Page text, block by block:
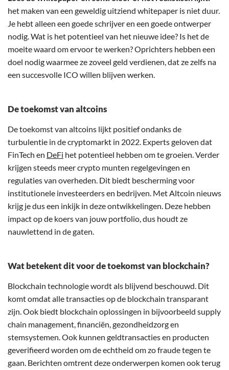
het maken van een geweldig uitziend whitepaper is niet duur.
Je hebt alleen een goede schrijver en een goede ontwerper
nodig. Wat is het potentieel van het nieuwe idee? Is het de
moeite waard om ervoor te werken? Oprichters hebben een
doel nodig waarmee ze zoveel geld verdienen, dat ze zelfs na
een succesvolle ICO willen blijven werken.
De toekomst van altcoins
De toekomst van altcoins lijkt positief ondanks de
turbulentie in de cryptomarkt in 2022. Experts geloven dat
FinTech en DeFi het potentieel hebben om te groeien. Verder
krijgen steeds meer crypto munten regelgevingen en
regulaties van overheden. Dit biedt bescherming voor
institutionele investeerders en bedrijven. Met Altcoin nieuws
krijg je dus een inkijk in deze ontwikkelingen. Deze hebben
impact op de koers van jouw portfolio, dus houdt ze
nauwlettend in de gaten.
Wat betekent dit voor de toekomst van blockchain?
Blockchain technologie wordt als blijvend beschouwd. Dit
komt omdat alle transacties op de blockchain transparant
zijn. Ook biedt blockchain oplossingen in bijvoorbeeld supply
chain management, financiën, gezondheidzorg en
stemsystemen. Ook kunnen geldtransacties en producten
geverifieerd worden om de echtheid om zo fraude tegen te
gaan. Berichten omtrent deze onderwerpen komen ook terug